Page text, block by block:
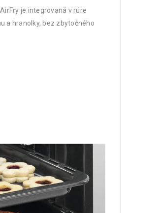
je integrovaná v rúre
a hranolky, bez zbytočného